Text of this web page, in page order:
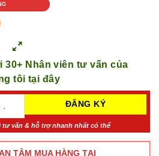
30+ Nhân viên tư vấn của
tôi tại đây
tư vấn & hỗ trợ nhanh nhất có thể
TÂM MUA HÀNG TẠI